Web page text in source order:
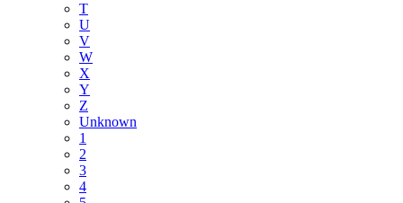
T
U
V
W
X
Y
Z
Unknown
1
2
3
4